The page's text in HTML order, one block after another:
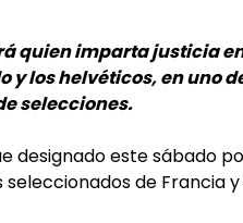
quien imparta justicia
y los helvéticos, en uno
selecciones.
designado este sábado
de Francia